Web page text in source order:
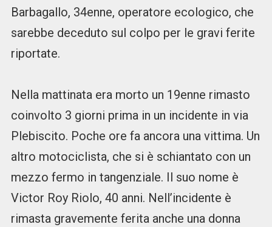
Barbagallo, 34enne, operatore ecologico, che
sarebbe deceduto sul colpo per le gravi ferite
riportate.
Nella mattinata era morto un 19enne rimasto
coinvolto 3 giorni prima in un incidente in via
Plebiscito. Poche ore fa ancora una vittima. Un
altro motociclista, che si è schiantato con un
mezzo fermo in tangenziale. Il suo nome è
Victor Roy Riolo, 40 anni. Nell’incidente è
rimasta gravemente ferita anche una donna